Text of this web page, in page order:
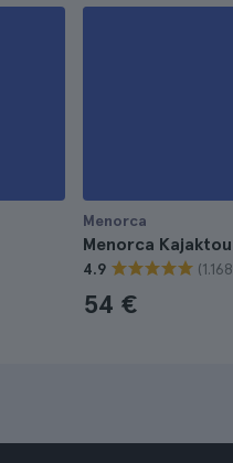
Menorca
Menorca
4.9
54 €